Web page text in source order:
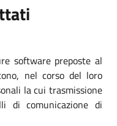
software preposte al
nel corso del loro
la cui trasmissione
di comunicazione di